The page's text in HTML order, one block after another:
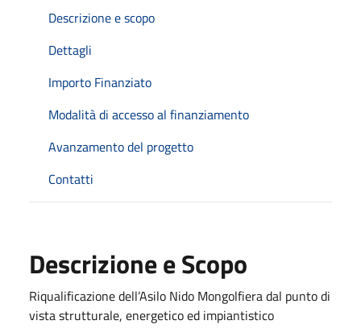
Descrizione e scopo
Dettagli
Importo Finanziato
Modalità di accesso al finanziamento
Avanzamento del progetto
Contatti
Descrizione e Scopo
Riqualificazione dell’Asilo Nido Mongolfiera dal punto di
vista strutturale, energetico ed impiantistico